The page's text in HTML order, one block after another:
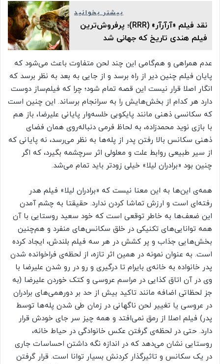
بیشتر بخوانید
نقد فیلم «آرآرآر» (RRR)؛ پرفروش‌ترین
فیلم هندی تاریخ که جهانی شد
عدم همراهی و هم‌گامی این چند لحن متفاوت باعث می‌شود که
پایان فیلم چنین دیر از راه برسد و از جایی به بعد به نظر برسد که
انگار اصلا قرار نیست این قصه تمام شود؛ چرا که فیلم‌ساز دوست
دارد هر کدام از بخش‌هایش را به سرانجام برساند. این چنین است
که سکانسی ذهنی مانند پایکوبی خلسه‌وار پایانی علیرضا، باز هم
با بازی نوید محمدزاده، به لحاظ فرمی دنباله‌روی همان فضای
ذهنی سکانس بالا رفتن پدر از پله‌ها به نظر می‌رسد، نه پایانی که
از سیر طبیعی روابط علت و معلولی اثر سرچشمه بگیرد، که اگر
چنین بود «برادران لیلا» خیلی زودتر باید تمام می‌شد.
همه‌ی این‌ها به این معنا نیست که «برادران لیلا» فیلم هدر
رفته‌ای است و ارزش تماشا کردن ندارد. حقیقتا به چشم آمدن
این ضعف‌ها به خاطر توقعی است که خود سعید روستایی با آن
همه توانایی‌های تکنیکی در خلق سکانس‌های منفرد و هم‌چنین
بخش‌هایی جذاب و پر کشش در هر سه فیلم بلندش، ایجاد کرده
است. به عنوان نمونه در همین اثر تازه، از لحظه‌ی فراخوانده شدن
پدر خانواده به خانه‌ی بایرام تا درگیری و رو در رو شدن علیرضا با
وی در آن اتاق کذایی در مراسم عروسی و کتک خوردن علیرضا (به
جز لحظاتی اضافه مانند تاکید بیش از حد بر دورهمی‌های برادران
در عروسی یا تغییر لحن ناگهانی در زمان طی شدن پله‌ها توسط
پدر) فیلم اصلا از رمق نمی‌افتد و همه چیز سر جای خودش قرار
دارد. حتی در لحظه‌ی گرفتن عکس خانوادگی در حیاط خانه،
روستایی نشان می‌دهد که در اندازه نگه داشتن احساسات جاری
در یک سکانس و تاثیرگذار کردنش بسیار توانا است. قرار گرفتن